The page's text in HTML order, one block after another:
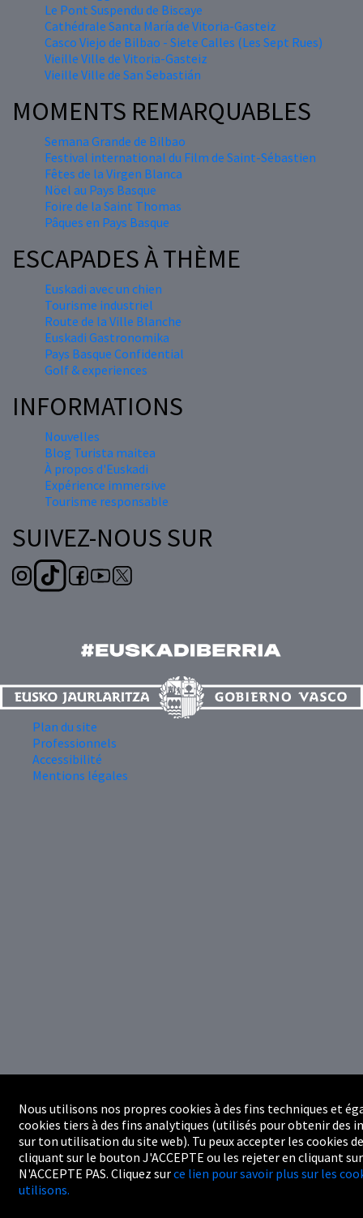
Le Pont Suspendu de Biscaye
Cathédrale Santa María de Vitoria-Gasteiz
Casco Viejo de Bilbao - Siete Calles (Les Sept Rues)
Vieille Ville de Vitoria-Gasteiz
Vieille Ville de San Sebastián
MOMENTS REMARQUABLES
Semana Grande de Bilbao
Festival international du Film de Saint-Sébastien
Fêtes de la Virgen Blanca
Nöel au Pays Basque
Foire de la Saint Thomas
Pâques en Pays Basque
ESCAPADES À THÈME
Euskadi avec un chien
Tourisme industriel
Route de la Ville Blanche
Euskadi Gastronomika
Pays Basque Confidential
Golf & experiences
INFORMATIONS
Nouvelles
Blog Turista maitea
À propos d'Euskadi
Expérience immersive
Tourisme responsable
SUIVEZ-NOUS SUR
Plan du site
Professionnels
Accessibilité
Mentions légales
Nous utilisons nos propres cookies à des fins techniques et
cookies tiers à des fins analytiques (utilisés pour obtenir des
sur ton utilisation du site web). Tu peux accepter les cookies
cliquant sur le bouton J'ACCEPTE ou les rejeter en cliquant
N'ACCEPTE PAS. Cliquez surce lien pour savoir plus sur les
utilisons.